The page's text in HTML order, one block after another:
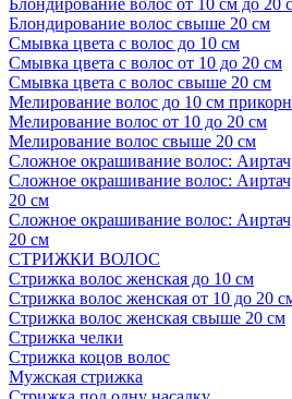
Блондирование волос от 10 см до 20
Блондирование волос свыше 20 см
Смывка цвета с волос до 10 см
Смывка цвета с волос от 10 до 20 см
Смывка цвета с волос свыше 20 см
Мелирование волос до 10 см
Мелирование волос от 10 до 20 см
Мелирование волос свыше 20 см
Сложное окрашивание волос:
Сложное окрашивание волос:
20 см
Сложное окрашивание волос:
20 см
СТРИЖКИ ВОЛОС
Стрижка волос женская до 10 см
Стрижка волос женская от 10 до 20
Стрижка волос женская свыше 20 см
Стрижка челки
Стрижка коцов волос
Мужская стрижка